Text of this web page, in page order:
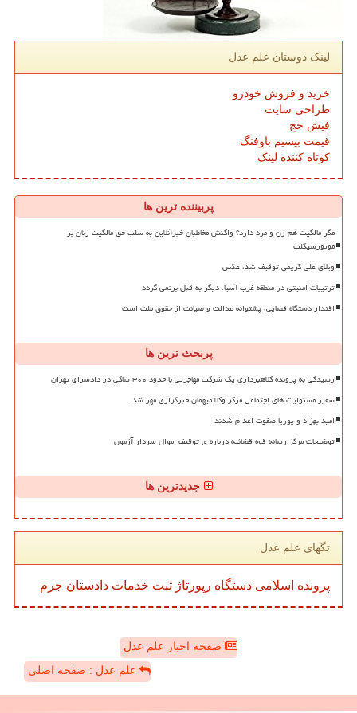
لینک دوستان علم عدل
خرید و فروش خودرو
طراحی سایت
فیش حج
قیمت بیسیم باوفنگ
کوتاه کننده لینک
پربیننده ترین ها
مگر مالکیت هم زن و مرد دارد؟ واکنش مخاطبان خبرآنلاین به سلب حق مالکیت زنان بر
موتورسیکلت
ویلای علی کریمی توقیف شد، عکس
ترتیبات امنیتی در منطقه غرب آسیا، دیگر به قبل برنمی گردد
اقتدار دستگاه قضایی، پشتوانه عدالت و صیانت از حقوق ملت است
پربحث ترین ها
رسیدگی به پرونده کلاهبرداری یک شرکت مهاجرتی با حدود ۳۰۰ شاکی در دادسرای تهران
سفیر مسئولیت های اجتماعی مرکز وکلا میهمان خبرگزاری مهر شد
امید بهزاد و پوریا صفوت اعدام شدند
توضیحات مرکز رسانه قوه قضائیه درباره ی توقیف اموال سردار آزمون
جدیدترین ها
تگهای علم عدل
پرونده اسلامی دستگاه رپورتاژ ثبت خدمات دادستان جرم
صفحه اخبار علم عدل
علم عدل : صفحه اصلی